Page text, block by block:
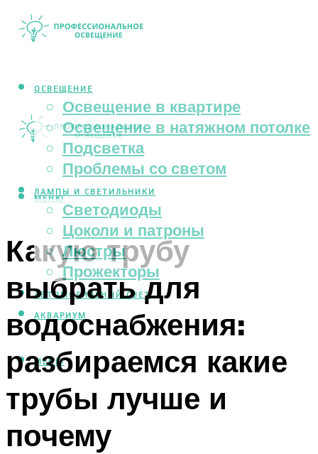
ОСВЕЩЕНИЕ
Освещение в квартире
Освещение в натяжном потолке
Подсветка
Проблемы со светом
ЛАМПЫ И СВЕТИЛЬНИКИ
Светодиоды
Цоколи и патроны
Люстры
Прожекторы
АВТОМОБИЛЬНЫЙ СВЕТ
АКВАРИУМ
МЕНЮ
МЕНЮ
Какую трубу
выбрать для
водоснабжения:
разбираемся какие
трубы лучше и
почему